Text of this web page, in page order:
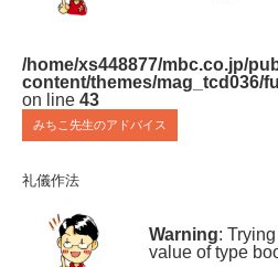
/home/xs448877/mbc.co.jp/
content/themes/mag_tcd036/
on line 43
みちこ先生のアドバイス
礼儀作法
Warning:
value of type